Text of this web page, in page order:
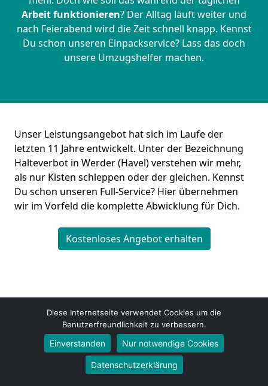
Arbeit funktionieren? Der Alltag läuft weiter und
nach Feierabend wird die Zeit schnell knapp. Kennst
Du schon unseren Einpackservice? Lass das doch
unsere Umzugshelfer machen.
Unser Leistungsangebot hat sich im Laufe der
letzten 11 Jahre entwickelt. Unter der Bezeichnung
Halteverbot in Werder (Havel) verstehen wir mehr,
als nur Kisten schleppen oder der gleichen. Kennst
Du schon unseren Full-Service? Hier übernehmen
wir im Vorfeld die komplette Abwicklung für Dich.
Kostenloses Angebot erhalten
Umzugsfirma Weber
Johannes Schmitt
Luise-Jahn-Straße 5A
Werder (Havel)
Diese Internetseite verwendet Cookies um die
Benutzerfreundlichkeit zu verbessern.
Einverstanden Nur notwendige Cookies
Datenschutzerklärung